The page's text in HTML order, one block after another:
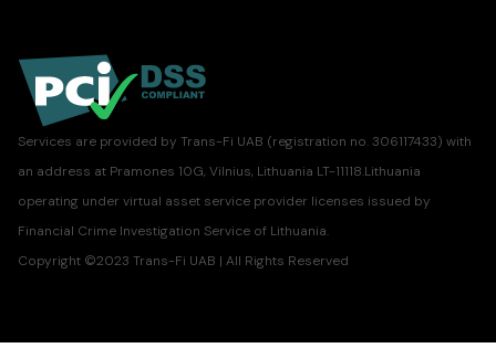
Services are provided by Trans-Fi UAB (registration no. 306117433) with
an address at Pramones 10G, Vilnius, Lithuania LT-11118.Lithuania
operating under virtual asset service provider licenses issued by
Financial Crime Investigation Service of Lithuania.
Copyright ©2023 Trans-Fi UAB | All Rights Reserved